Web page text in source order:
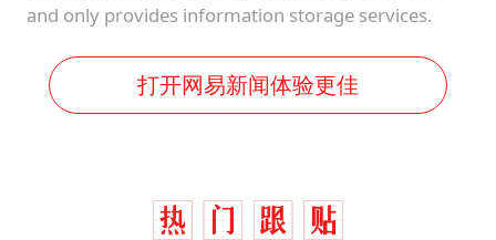
and only provides information storage services.
打开网易新闻体验更佳